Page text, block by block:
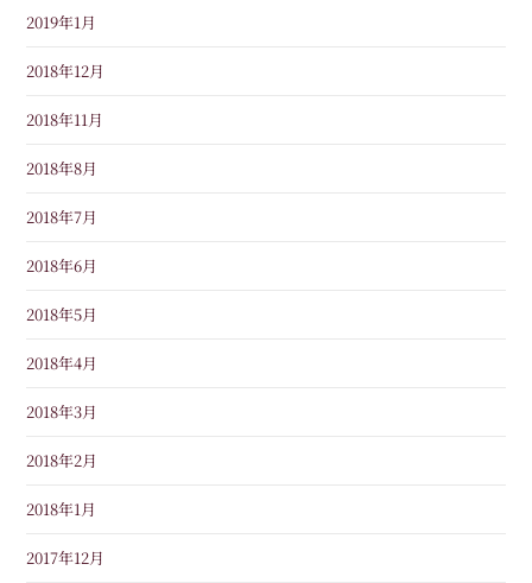
2019年1月
2018年12月
2018年11月
2018年8月
2018年7月
2018年6月
2018年5月
2018年4月
2018年3月
2018年2月
2018年1月
2017年12月